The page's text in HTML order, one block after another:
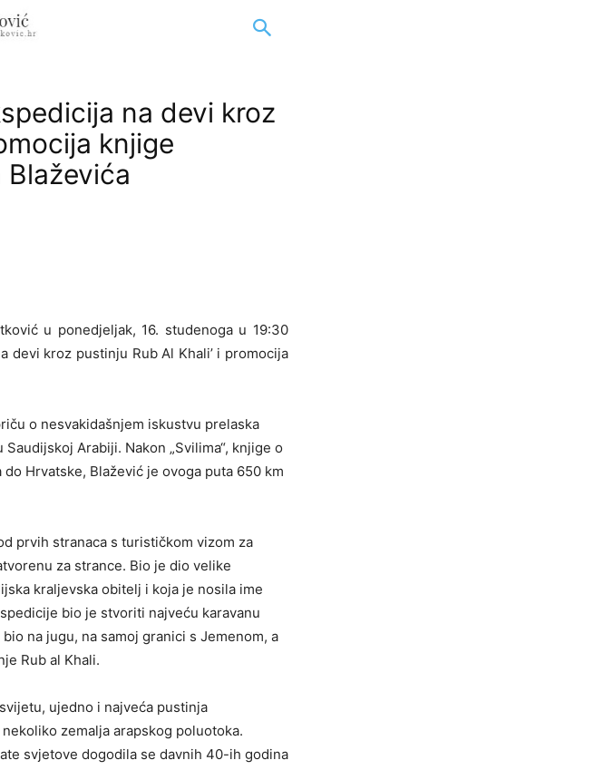
na devi kroz
knjige
Blaževića
u ponedjeljak, 16. studenoga u 19:30
devi kroz pustinju Rub Al Khali’ i promocija
o nesvakidašnjem iskustvu prelaska
Arabiji. Nakon „Svilima“, knjige o
Hrvatske, Blažević je ovoga puta 650 km
prvih stranaca s turističkom vizom za
za strance. Bio je dio velike
kraljevska obitelj i koja je nosila ime
bio je stvoriti najveću karavanu
na jugu, na samoj granici s Jemenom, a
Rub al Khali.
ujedno i najveća pustinja
zemalja arapskog poluotoka.
svjetove dogodila se davnih 40-ih godina